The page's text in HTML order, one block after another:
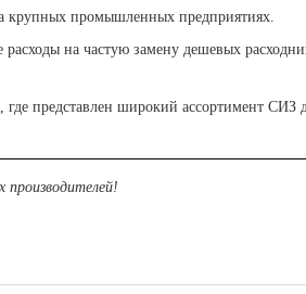
крупных промышленных предприятиях.
на частую замену дешевых
, где представлен широкий ассортимент